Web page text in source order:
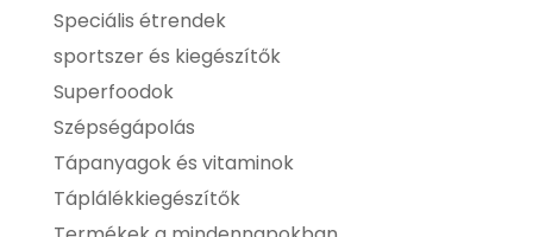
Speciális étrendek
sportszer és kiegészítők
Superfoodok
Szépségápolás
Tápanyagok és vitaminok
Táplálékkiegészítők